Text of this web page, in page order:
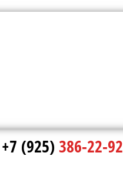
+7 (925) 386-22-92